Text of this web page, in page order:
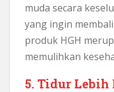
muda secara
yang ingin
produk HGH
memulihkan
5. Tidur